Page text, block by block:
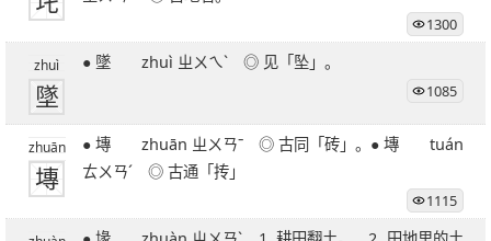
1300
zhuì
墜
● 墜 zhuì ㄓㄨㄟˋ ◎ 见「坠」。
1085
zhuān
塼
● 塼 zhuān ㄓㄨㄢˉ ◎ 古同「砖」。● 塼 tuán
ㄊㄨㄢˊ ◎ 古通「抟」
1115